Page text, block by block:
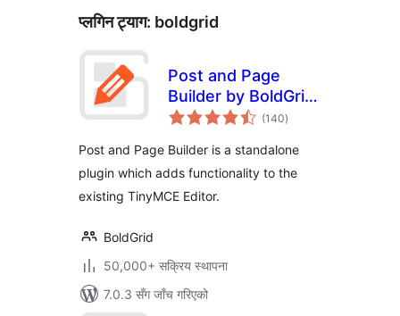
प्लगिन ट्याग: boldgrid
Post and Page
Builder by BoldGrid
– Visual Drag and
(140कुल
रेटिङ्गहरू
)
Post and Page Builder is a standalone
plugin which adds functionality to the
existing TinyMCE Editor.
BoldGrid
50,000+ सक्रिय स्थापना
7.0.3 सँग जाँच गरिएको